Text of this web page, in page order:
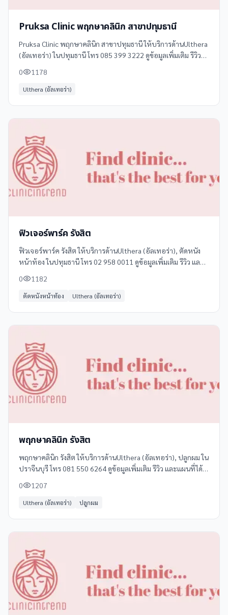
Pruksa Clinic พฤกษาคลินิก สาขาปทุมธานี
Pruksa Clinic พฤกษาคลินิก สาขาปทุมธานี ให้บริการด้านUlthera
(อัลเทอร่า) ในปทุมธานี โทร 085 399 3222 ดูข้อมูลเพิ่มเติม รีวิว
0 1178
Ulthera (อัลเทอร่า)
ฟิวเจอร์พาร์ค รังสิต
ฟิวเจอร์พาร์ค รังสิต ให้บริการด้านUlthera (อัลเทอร่า), ตัดหนัง
หน้าท้อง ในปทุมธานี โทร 02 958 0011 ดูข้อมูลเพิ่มเติม รีวิว และ
0 1182
ตัดหนังหน้าท้อง Ulthera (อัลเทอร่า)
พฤกษาคลินิก รังสิต
พฤกษาคลินิก รังสิต ให้บริการด้านUlthera (อัลเทอร่า), ปลูกผม ใน
ปราจีนบุรี โทร 081 550 6264 ดูข้อมูลเพิ่มเติม รีวิว และแผนที่ได้ที่
0 1207
Ulthera (อัลเทอร่า) ปลูกผม